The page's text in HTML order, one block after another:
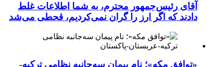
آقای رئیس‌جمهور محترم، به شما اطلاعات غلط
دادند که اگر ارز را گران نمی‌کردیم، قحطی می‌شد
«توافق مکه»؛ نام پیمان سه‌جانبه نظامی ترکیه-